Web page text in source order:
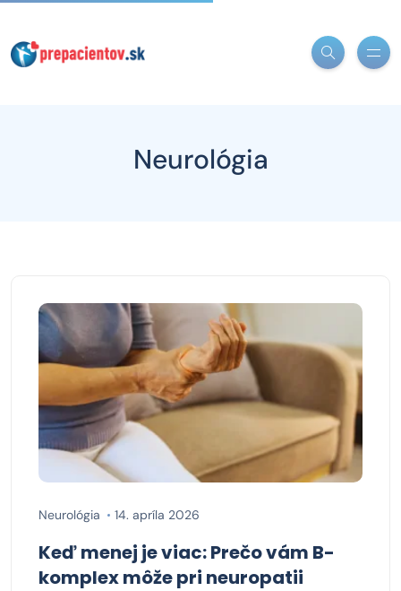
Neurológia
Neurológia 14. apríla 2026
Keď menej je viac: Prečo vám B-
komplex môže pri neuropatii